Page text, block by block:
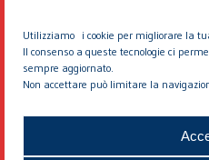
Utilizziamo i cookie per migliorare la
Il consenso a queste tecnologie ci
sempre aggiornato.
Non accettare può limitare la
© 2026